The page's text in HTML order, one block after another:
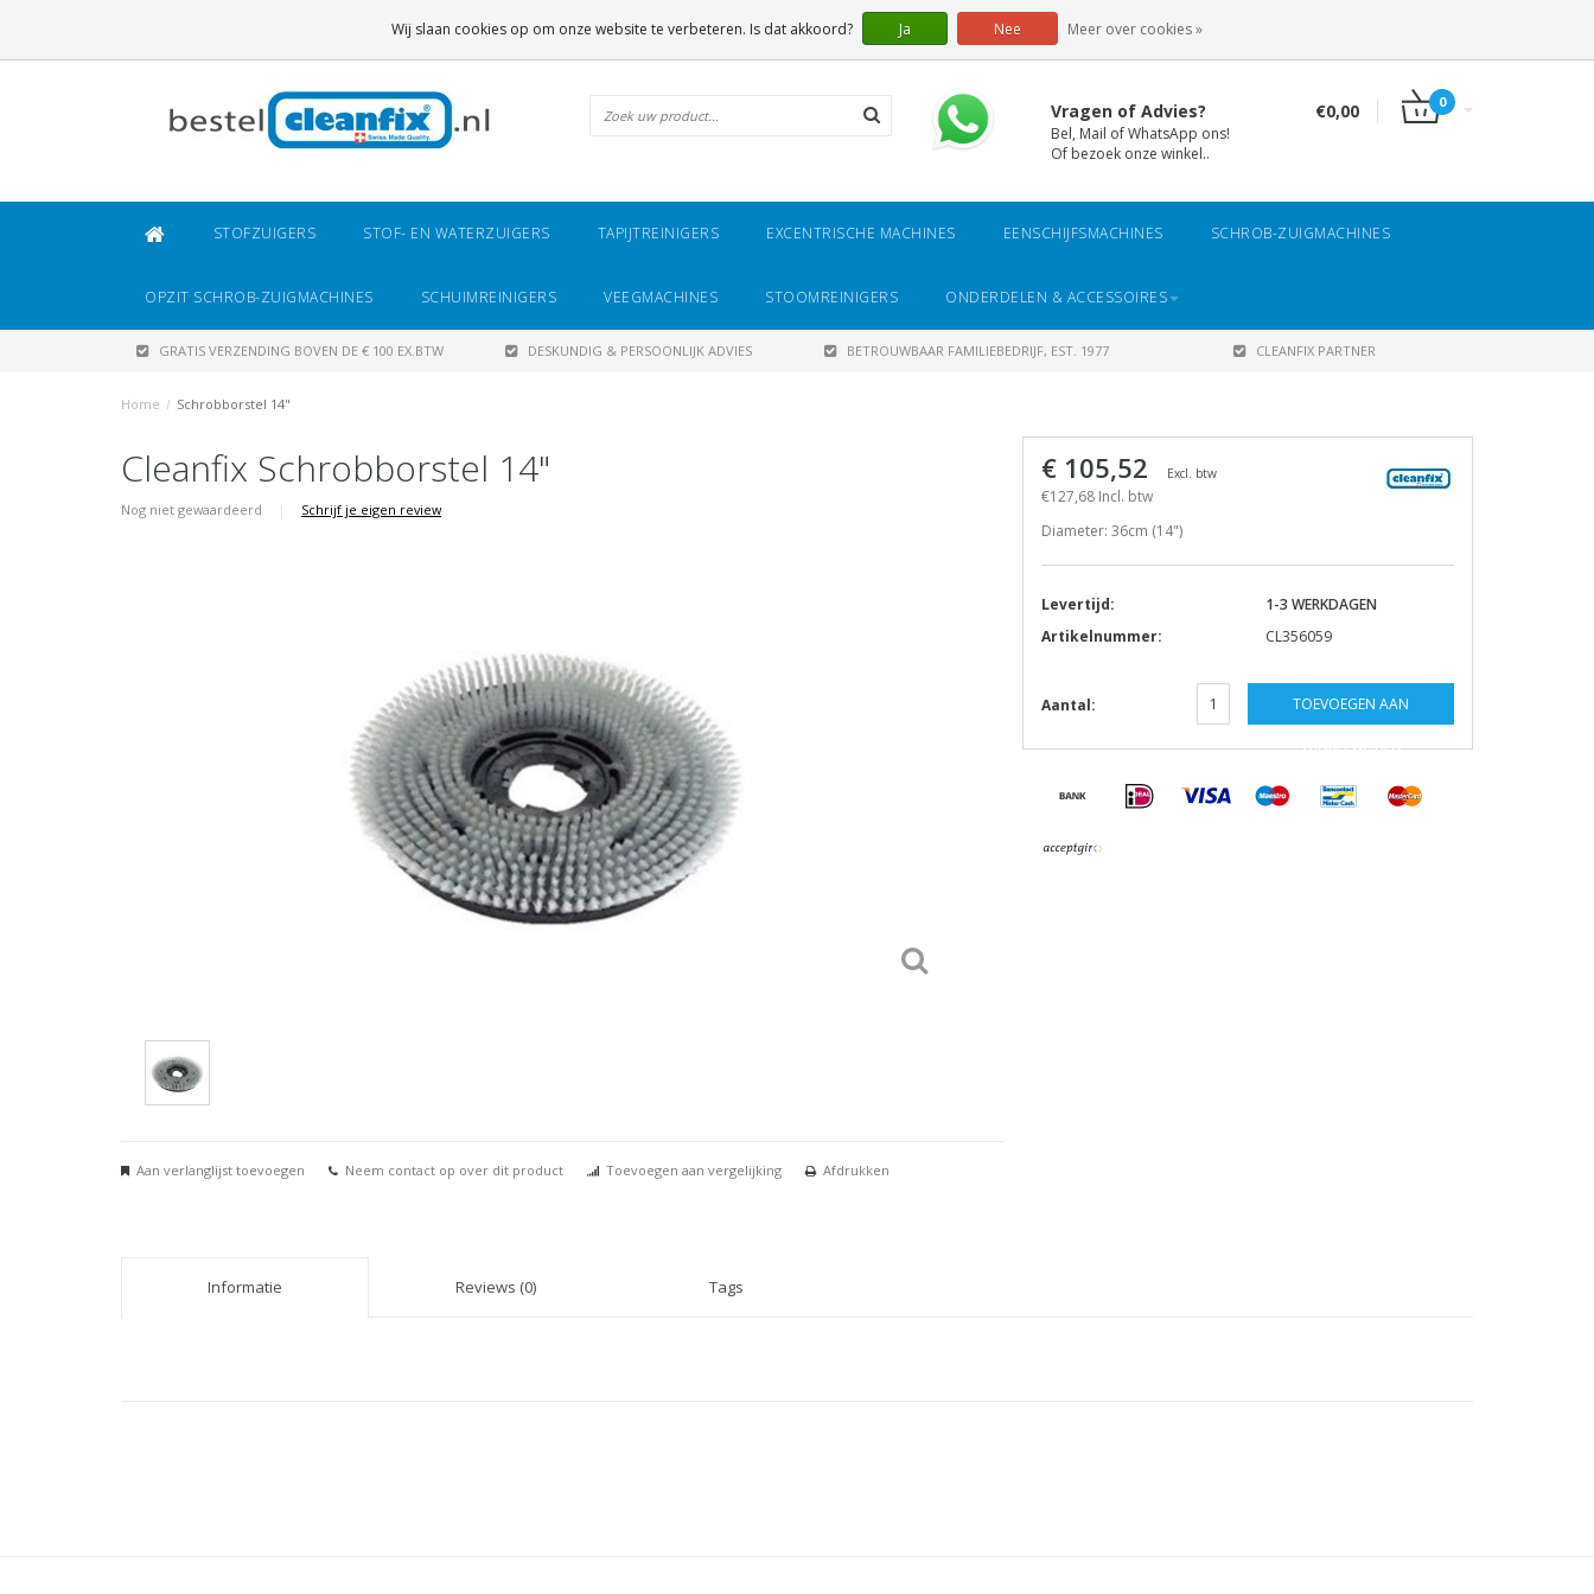
Vragen of Advies?
Bel, Mail of WhatsApp ons!
Of bezoek onze winkel..
€0,00 0
STOFZUIGERS STOF- EN WATERZUIGERS TAPIJTREINIGERS EXCENTRISCHE MACHINES EENSCHIJFSMACHINES SCHROB-ZUIGMACHINES
OPZIT SCHROB-ZUIGMACHINES SCHUIMREINIGERS VEEGMACHINES STOOMREINIGERS ONDERDELEN & ACCESSOIRES
GRATIS VERZENDING BOVEN DE € 100 EX.BTW DESKUNDIG & PERSOONLIJK ADVIES BETROUWBAAR FAMILIEBEDRIJF, EST. 1977 CLEANFIX PARTNER
Home / Schrobborstel 14"
Cleanfix Schrobborstel 14"
Nog niet gewaardeerd | Schrijf je eigen review
Aan verlanglijst toevoegen Neem contact op over dit product Toevoegen aan vergelijking Afdrukken
€ 105,52 Excl. btw
€127,68 Incl. btw
Diameter: 36cm (14")
Levertijd:
1-3 WERKDAGEN
Artikelnummer:
CL356059
Aantal: TOEVOEGEN AAN
WINKELWAGEN
Informatie Reviews (0) Tags
Wij slaan cookies op om onze website te verbeteren. Is dat akkoord? Ja Nee Meer over cookies »